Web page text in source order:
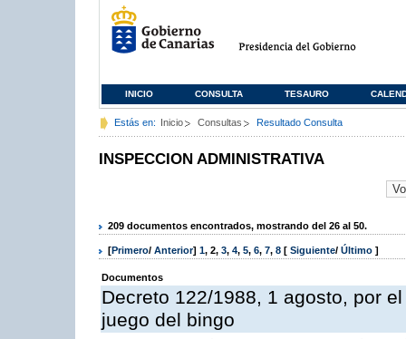
INICIO CONSULTA TESAURO
Estás en: Inicio Consultas Resultado Consulta
INSPECCION ADMINISTRATIVA
209 documentos encontrados, mostrando del 26 al 50.
[Primero/ Anterior] 1, 2, 3, 4, 5, 6, 7, 8 [ Siguiente/ Último ]
Documentos
Decreto 122/1988, 1 agosto, por
juego del bingo